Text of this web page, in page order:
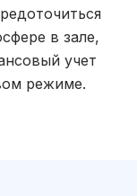
в зале,
учет
режиме.